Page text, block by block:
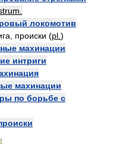
локомотив
происки (pl. )
махинации
интриги
махинации
по борьбе с